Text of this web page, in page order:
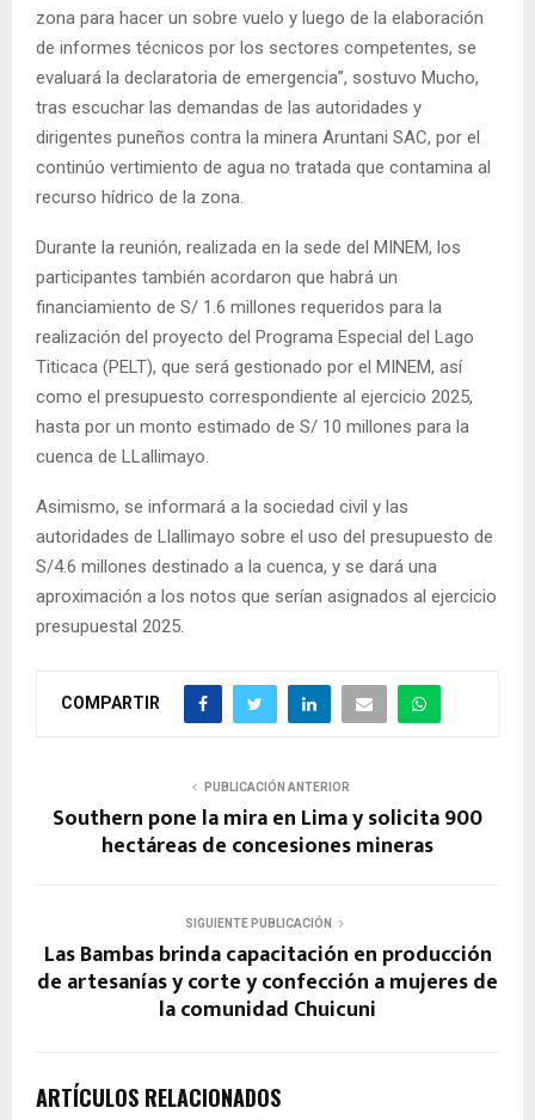
zona para hacer un sobre vuelo y luego de la elaboración
de informes técnicos por los sectores competentes, se
evaluará la declaratoria de emergencia”, sostuvo Mucho,
tras escuchar las demandas de las autoridades y
dirigentes puneños contra la minera Aruntani SAC, por el
continúo vertimiento de agua no tratada que contamina al
recurso hídrico de la zona.
Durante la reunión, realizada en la sede del MINEM, los
participantes también acordaron que habrá un
financiamiento de S/ 1.6 millones requeridos para la
realización del proyecto del Programa Especial del Lago
Titicaca (PELT), que será gestionado por el MINEM, así
como el presupuesto correspondiente al ejercicio 2025,
hasta por un monto estimado de S/ 10 millones para la
cuenca de LLallimayo.
Asimismo, se informará a la sociedad civil y las
autoridades de Llallimayo sobre el uso del presupuesto de
S/4.6 millones destinado a la cuenca, y se dará una
aproximación a los notos que serían asignados al ejercicio
presupuestal 2025.
COMPARTIR
PUBLICACIÓN ANTERIOR
Southern pone la mira en Lima y solicita 900
hectáreas de concesiones mineras
SIGUIENTE PUBLICACIÓN
Las Bambas brinda capacitación en producción
de artesanías y corte y confección a mujeres de
la comunidad Chuicuni
ARTÍCULOS RELACIONADOS